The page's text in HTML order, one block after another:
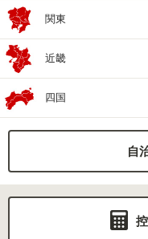
関東
近畿
四国
自